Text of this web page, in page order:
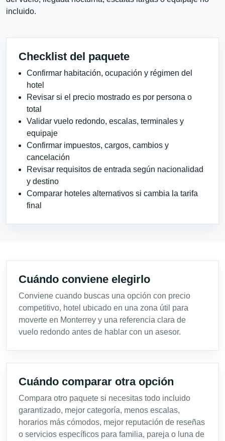
incluido.
Checklist del paquete
Confirmar habitación, ocupación y régimen del
hotel
Revisar si el precio mostrado es por persona o
total
Validar vuelo redondo, escalas, terminales y
equipaje
Confirmar impuestos, cargos, cambios y
cancelación
Revisar requisitos de entrada según nacionalidad
y destino
Comparar hoteles alternativos si cambia la tarifa
final
Cuándo conviene elegirlo
Conviene cuando buscas una opción con precio
competitivo, hotel ubicado en una zona útil para
moverte en Monterrey y una referencia clara de
vuelo redondo antes de hablar con un asesor.
Cuándo comparar otra opción
Compara otro paquete si necesitas todo incluido
garantizado, mejor categoría, menos escalas,
horarios más cómodos, mejor reputación de reseñas
o servicios específicos para familia, pareja o luna de